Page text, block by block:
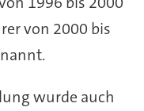
von 2000 bis
wurde auch